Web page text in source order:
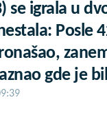
se igrala u
Posle
gde je